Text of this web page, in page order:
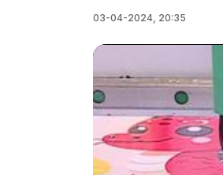
03-04-2024, 20:35